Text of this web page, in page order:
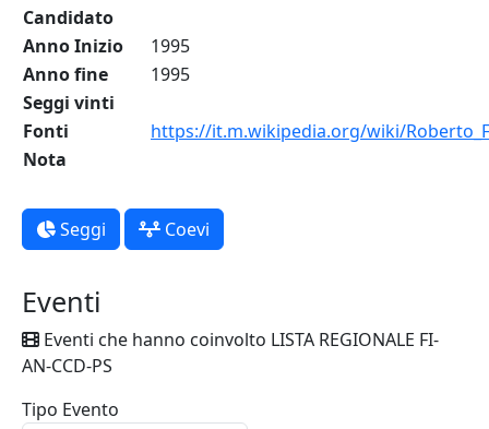
Candidato
Anno Inizio
1995
Anno fine
1995
Seggi vinti
Fonti
https://it.m.wikipedia.org/wiki/
Nota
Seggi Coevi
Eventi
Eventi che hanno coinvolto LISTA REGIONALE FI-
AN-CCD-PS
Tipo Evento